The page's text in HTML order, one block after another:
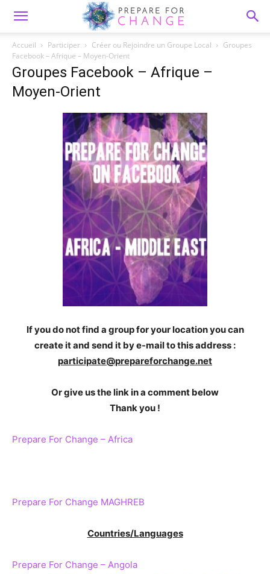
Accueil Participer Créer ou Rejoindre un Groupe Local
Groupes
Facebook – Afrique – Moyen-Orient
Groupes Facebook – Afrique –
Moyen-Orient
If you do not find a group for your location you can
create it and send it by e-mail to this address :
participate@prepareforchange.net
Or give us the link in a comment below
Thank you !
Prepare For Change – Africa
Prepare For Change MAGHREB
Countries/Languages
Prepare For Change – Angola